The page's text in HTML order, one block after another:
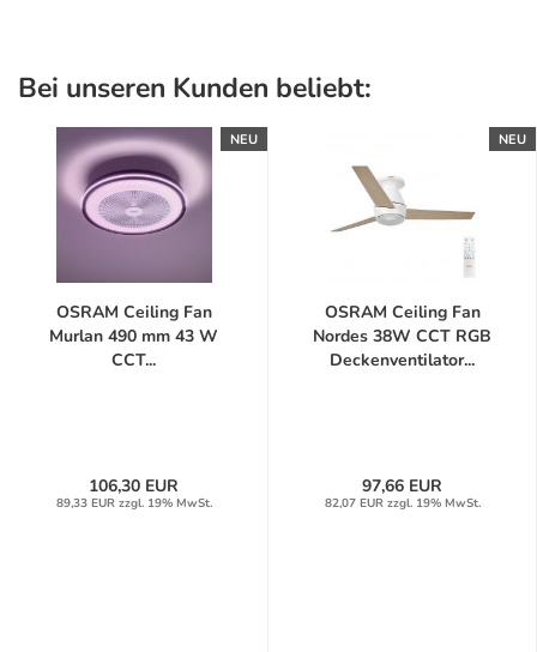
Bei unseren Kunden beliebt:
NEU
OSRAM Ceiling Fan
Murlan 490 mm 43 W
CCT...
106,30 EUR
89,33 EUR zzgl. 19% MwSt.
NEU
OSRAM Ceiling Fan
Nordes 38W CCT RGB
Deckenventilator...
97,66 EUR
82,07 EUR zzgl. 19% MwSt.